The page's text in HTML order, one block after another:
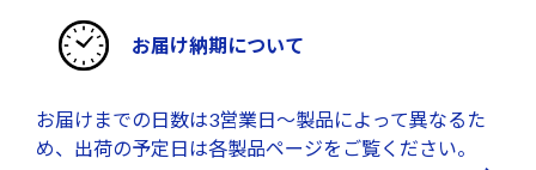
お届け納期について
お届けまでの日数は3営業日～製品によって異なるた
め、出荷の予定日は各製品ページをご覧ください。